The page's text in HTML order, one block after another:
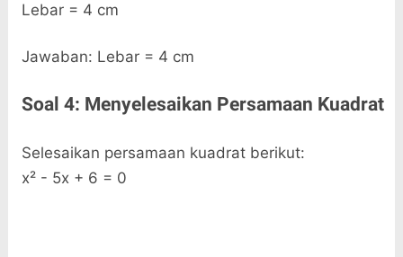
Lebar = 4 cm
Jawaban: Lebar = 4 cm
Soal 4: Menyelesaikan Persamaan Kuadrat
Selesaikan persamaan kuadrat berikut:
x² - 5x + 6 = 0